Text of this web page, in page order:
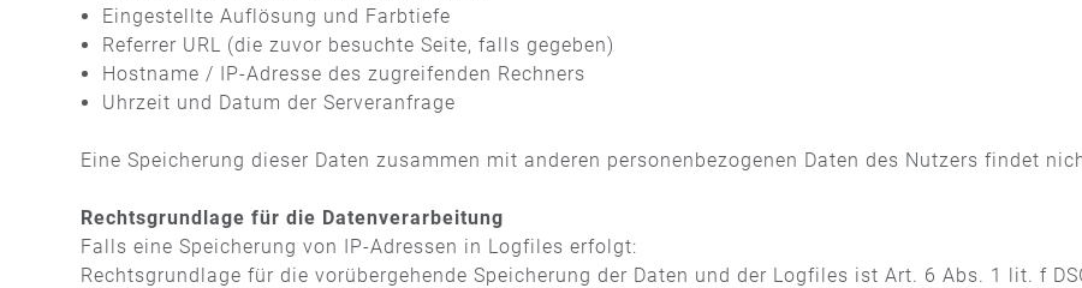
Eingestellte Auflösung und Farbtiefe
Referrer URL (die zuvor besuchte Seite, falls gegeben)
Hostname / IP-Adresse des zugreifenden Rechners
Uhrzeit und Datum der Serveranfrage
Eine Speicherung dieser Daten zusammen mit anderen personenbezogenen Daten des Nutzers findet
Rechtsgrundlage für die Datenverarbeitung
Falls eine Speicherung von IP-Adressen in Logfiles erfolgt:
Rechtsgrundlage für die vorübergehende Speicherung der Daten und der Logfiles ist Art. 6 Abs. 1 lit. f